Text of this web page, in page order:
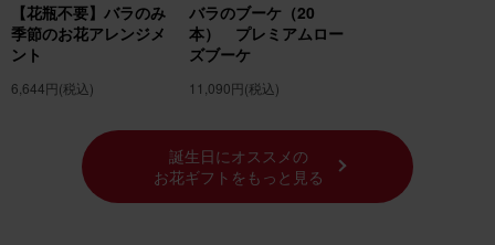
【花瓶不要】バラのみ
季節のお花アレンジメ
ント
6,644円(税込)
バラのブーケ（20
本） プレミアムロー
ズブーケ
11,090円(税込)
誕生日にオススメの
お花ギフトをもっと見る